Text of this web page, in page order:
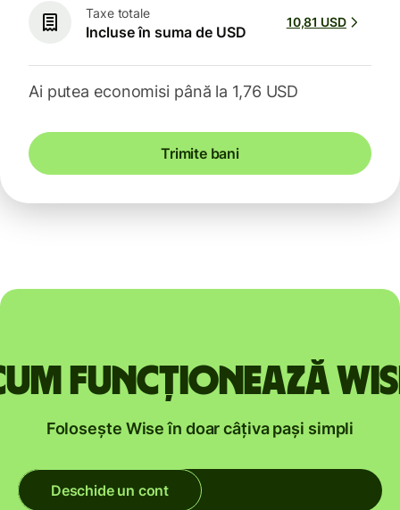
Taxe totale
Incluse în suma de USD
10,81 USD
Ai putea economisi până la 1,76 USD
Trimite bani
funcționează
Folosește Wise în doar câțiva pași simpli
Deschide un cont